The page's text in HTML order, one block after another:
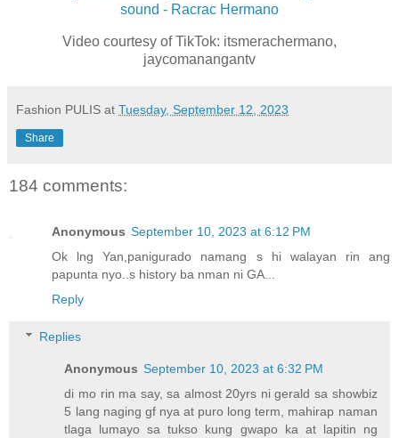
sound - Racrac Hermano
Video courtesy of TikTok: itsmerachermano,
jaycomanangantv
Fashion PULIS at Tuesday, September 12, 2023
Share
184 comments:
Anonymous September 10, 2023 at 6:12 PM
Ok lng Yan,panigurado namang s hi walayan rin ang
papunta nyo..s history ba nman ni GA...
Reply
Replies
Anonymous September 10, 2023 at 6:32 PM
di mo rin ma say, sa almost 20yrs ni gerald sa showbiz
5 lang naging gf nya at puro long term, mahirap naman
tlaga lumayo sa tukso kung gwapo ka at lapitin ng